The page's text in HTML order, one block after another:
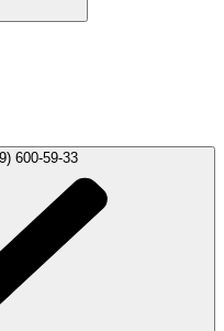
+7 (499) 600-59-33